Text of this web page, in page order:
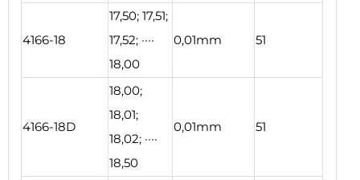
4166-18
17,50; 17,51;
17,52; ····
18,00
0,01mm 51
4166-18D
18,00;
18,01;
18,02; ····
18,50
0,01mm 51